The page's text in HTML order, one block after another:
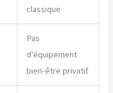
classique
Pas
d’équipement
bien-être privatif